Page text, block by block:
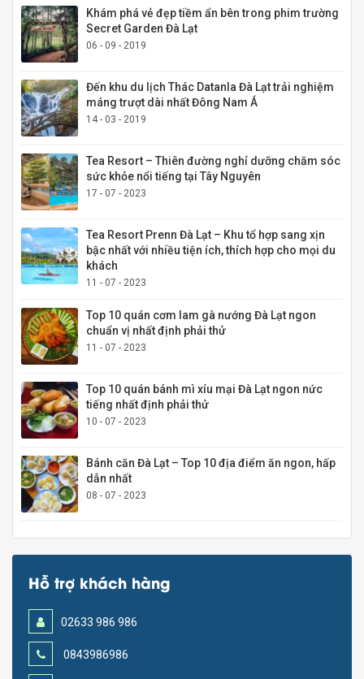
Khám phá vẻ đẹp tiềm ẩn bên trong phim trường
Secret Garden Đà Lạt
06 - 09 - 2019
Đến khu du lịch Thác Datanla Đà Lạt trải nghiệm
máng trượt dài nhất Đông Nam Á
14 - 03 - 2019
Tea Resort – Thiên đường nghỉ dưỡng chăm sóc
sức khỏe nổi tiếng tại Tây Nguyên
17 - 07 - 2023
Tea Resort Prenn Đà Lạt – Khu tổ hợp sang xịn
bậc nhất với nhiều tiện ích, thích hợp cho mọi du
khách
11 - 07 - 2023
Top 10 quán cơm lam gà nướng Đà Lạt ngon
chuẩn vị nhất định phải thử
11 - 07 - 2023
Top 10 quán bánh mì xíu mại Đà Lạt ngon nức
tiếng nhất định phải thử
10 - 07 - 2023
Bánh căn Đà Lạt – Top 10 địa điểm ăn ngon, hấp
dẫn nhất
08 - 07 - 2023
Hỗ trợ khách hàng
02633 986 986
0843986986